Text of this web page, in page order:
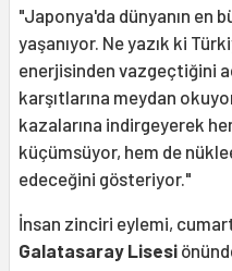
"Japonya'da dünyanın en
yaşanıyor. Ne yazık ki
enerjisinden vazgeçtiğini
karşıtlarına meydan
kazalarına indirgeyerek
küçümsüyor, hem de
edeceğini gösteriyor."
İnsan zinciri eylemi,
Galatasaray Lisesi